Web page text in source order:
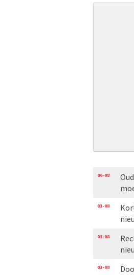
06-08
03-08
03-08
03-08